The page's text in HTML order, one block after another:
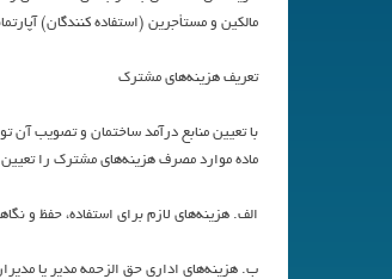
مالكين و مستأجرين (استفاده كنندگان)
تعريف هزينه‌هاي مشترك
با تعيين منابع درآمد ساختمان و تصويب آن
ماده موارد مصرف هزينه‌هاي مشترك را
الف. هزينه‌هاي لازم براي استفاده، حفظ و
ب. هزينه‌هاي اداري حق الزحمه مدير يا